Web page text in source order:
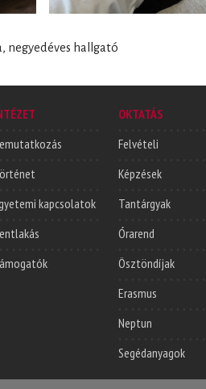
negyedéves hallgató
kapcsolatok
OKTATÁS
Felvételi
Képzések
Tantárgyak
Órarend
Ösztöndíjak
Erasmus
Neptun
Segédanyagok